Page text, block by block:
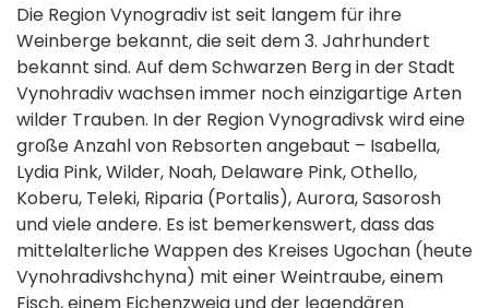
Die Region Vynogradiv ist seit langem für ihre
Weinberge bekannt, die seit dem 3. Jahrhundert
bekannt sind. Auf dem Schwarzen Berg in der Stadt
Vynohradiv wachsen immer noch einzigartige Arten
wilder Trauben. In der Region Vynogradivsk wird eine
große Anzahl von Rebsorten angebaut – Isabella,
Lydia Pink, Wilder, Noah, Delaware Pink, Othello,
Koberu, Teleki, Riparia (Portalis), Aurora, Sasorosh
und viele andere. Es ist bemerkenswert, dass das
mittelalterliche Wappen des Kreises Ugochan (heute
Vynohradivshchyna) mit einer Weintraube, einem
Fisch, einem Eichenzweig und der legendären